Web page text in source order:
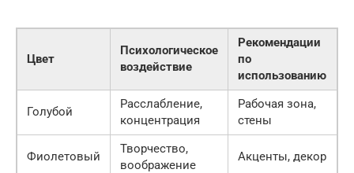
Цвет
Психологическое
воздействие
Рекомендации
по
использованию
Голубой
Расслабление,
концентрация
Рабочая зона,
стены
Фиолетовый
Творчество,
воображение
Акценты, декор